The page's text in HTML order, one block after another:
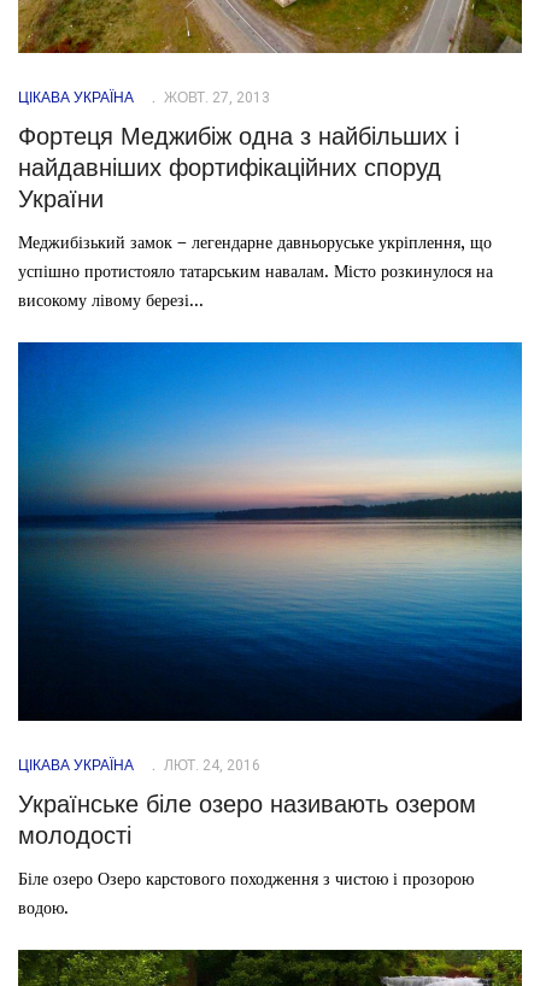
ЦІКАВА УКРАЇНА ЖОВТ. 27, 2013
Фортеця Меджибіж одна з найбільших і
найдавніших фортифікаційних споруд
України
Меджибізький замок – легендарне давньоруське укріплення, що
успішно протистояло татарським навалам. Місто розкинулося на
високому лівому березі...
ЦІКАВА УКРАЇНА ЛЮТ. 24, 2016
Українське біле озеро називають озером
молодості
Біле озеро Озеро карстового походження з чистою і прозорою
водою.